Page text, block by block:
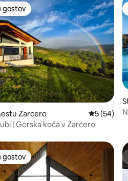
prenočišča z značko
gostov
Zarcero Povprečna
5 (54)
| Gorska koča v Zarcero
prenočišča z značko
gostov